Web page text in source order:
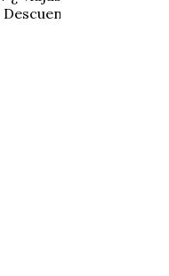
Descuentos y tips en el